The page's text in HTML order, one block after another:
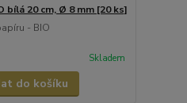
bílá 20 cm, Ø 8 mm [20 ks]
- BIO
Skladem
do košíku